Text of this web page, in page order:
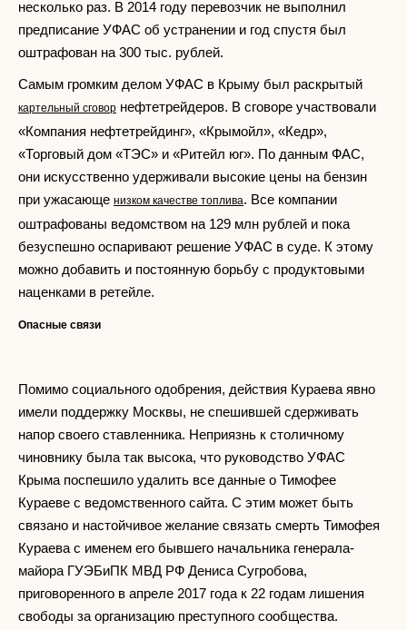
несколько раз. В 2014 году перевозчик не выполнил
предписание УФАС об устранении и год спустя был
оштрафован на 300 тыс. рублей.
Самым громким делом УФАС в Крыму был раскрытый
картельный сговор нефтетрейдеров. В сговоре участвовали
«Компания нефтетрейдинг», «Крымойл», «Кедр»,
«Торговый дом «ТЭС» и «Ритейл юг». По данным ФАС,
они искусственно удерживали высокие цены на бензин
при ужасающе низком качестве топлива. Все компании
оштрафованы ведомством на 129 млн рублей и пока
безуспешно оспаривают решение УФАС в суде. К этому
можно добавить и постоянную борьбу с продуктовыми
наценками в ретейле.
Опасные связи
Помимо социального одобрения, действия Кураева явно
имели поддержку Москвы, не спешившей сдерживать
напор своего ставленника. Неприязнь к столичному
чиновнику была так высока, что руководство УФАС
Крыма поспешило удалить все данные о Тимофее
Кураеве с ведомственного сайта. С этим может быть
связано и настойчивое желание связать смерть Тимофея
Кураева с именем его бывшего начальника генерала-
майора ГУЭБиПК МВД РФ Дениса Сугробова,
приговоренного в апреле 2017 года к 22 годам лишения
свободы за организацию преступного сообщества.